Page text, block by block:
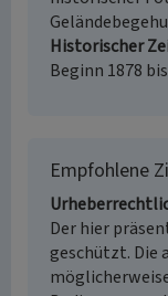
Historischer
Beginn 1878
Empfohlene
Der hier
geschützt. Die